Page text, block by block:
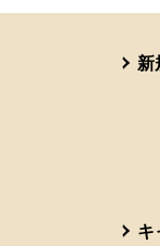
新
キ